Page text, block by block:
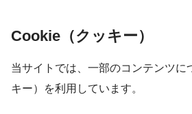
Cookie（クッキー）
当サイトでは、一部のコンテンツに
キー）を利用しています。